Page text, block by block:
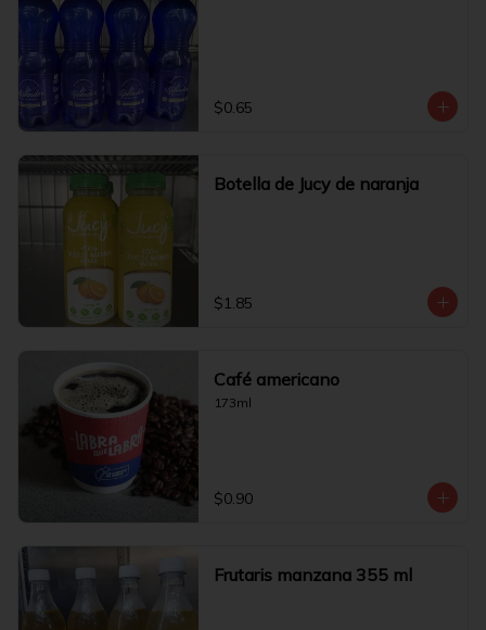
$0.65
Botella de Jucy de naranja
$1.85
Café americano
173ml
$0.90
Frutaris manzana 355 ml